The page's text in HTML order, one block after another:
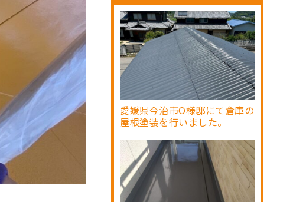
愛媛県今治市O様邸にて倉庫の
屋根塗装を行いました。